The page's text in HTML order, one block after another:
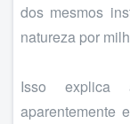
dos mesmos
natureza por
Isso explica
aparentemente